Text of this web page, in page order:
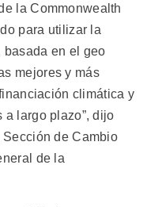
la Commonwealth
para utilizar la
basada en el geo
mejores y más
climática y
largo plazo”, dijo
de Cambio
de la